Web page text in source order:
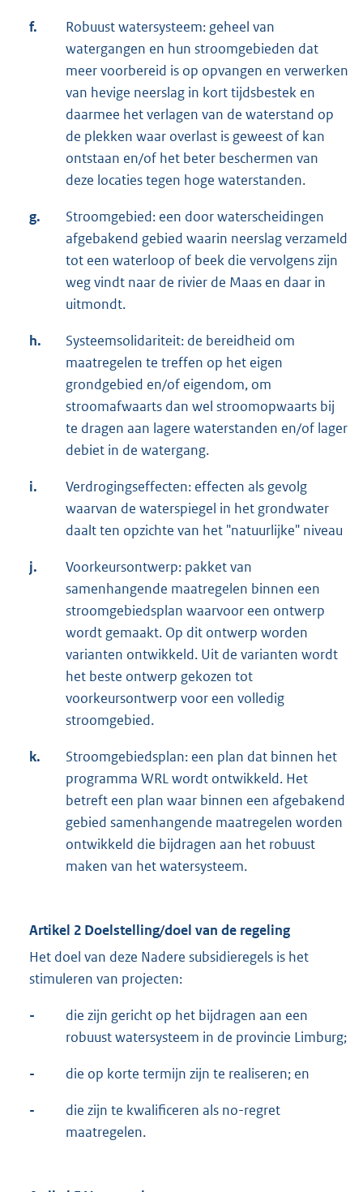
e
r
n
e
l
i
n
k
f.
Robuust watersysteem: geheel van
watergangen en hun stroomgebieden dat
meer voorbereid is op opvangen en verwerken
van hevige neerslag in kort tijdsbestek en
daarmee het verlagen van de waterstand op
de plekken waar overlast is geweest of kan
ontstaan en/of het beter beschermen van
deze locaties tegen hoge waterstanden.
g.
Stroomgebied: een door waterscheidingen
afgebakend gebied waarin neerslag verzameld
tot een waterloop of beek die vervolgens zijn
weg vindt naar de rivier de Maas en daar in
uitmondt.
h.
Systeemsolidariteit: de bereidheid om
maatregelen te treffen op het eigen
grondgebied en/of eigendom, om
stroomafwaarts dan wel stroomopwaarts bij
te dragen aan lagere waterstanden en/of lager
debiet in de watergang.
i.
Verdrogingseffecten: effecten als gevolg
waarvan de waterspiegel in het grondwater
daalt ten opzichte van het "natuurlijke" niveau
j.
Voorkeursontwerp: pakket van
samenhangende maatregelen binnen een
stroomgebiedsplan waarvoor een ontwerp
wordt gemaakt. Op dit ontwerp worden
varianten ontwikkeld. Uit de varianten wordt
het beste ontwerp gekozen tot
voorkeursontwerp voor een volledig
stroomgebied.
k.
Stroomgebiedsplan: een plan dat binnen het
programma WRL wordt ontwikkeld. Het
betreft een plan waar binnen een afgebakend
gebied samenhangende maatregelen worden
ontwikkeld die bijdragen aan het robuust
maken van het watersysteem.
Artikel 2 Doelstelling/doel van de regeling
Het doel van deze Nadere subsidieregels is het
stimuleren van projecten:
-
die zijn gericht op het bijdragen aan een
robuust watersysteem in de provincie Limburg;
- die op korte termijn zijn te realiseren; en
-
die zijn te kwalificeren als no-regret
maatregelen.